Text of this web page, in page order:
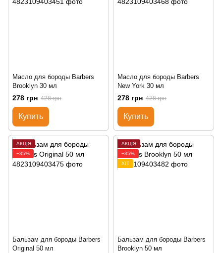
Масло для бороды Barbers
Brooklyn 30 мл
278 грн 428 грн
Купить
Масло для бороды Barbers
New York 30 мл
278 грн 428 грн
Купить
АКЦІЯ
−35%
Бальзам для бороды Barbers
Original 50 мл
АКЦІЯ
−35%
ХІТ
Бальзам для бороды Barbers
Brooklyn 50 мл